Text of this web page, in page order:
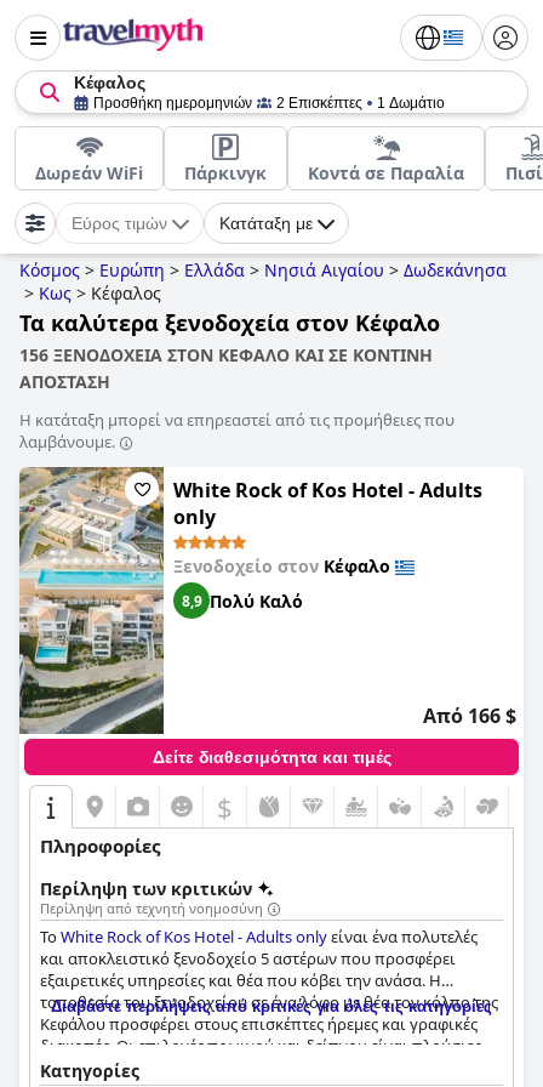
Κέφαλος
Προσθήκη ημερομηνιών 2 Επισκέπτες 1 Δωμάτιο
Δωρεάν WiFi Πάρκινγκ Κοντά σε Παραλία
Εύρος τιμών Κατάταξη με
Κόσμος > Ευρώπη > Ελλάδα > Νησιά Αιγαίου > Δωδεκάνησα
> Κως > Κέφαλος
Τα καλύτερα ξενοδοχεία στον Κέφαλο
156 ΞΕΝΟΔΟΧΕΙΑ ΣΤΟΝ ΚΕΦΑΛΟ ΚΑΙ ΣΕ ΚΟΝΤΙΝΗ
ΑΠΟΣΤΑΣΗ
Η κατάταξη μπορεί να επηρεαστεί από τις προμήθειες που
λαμβάνουμε.
White Rock of Kos Hotel - Adults
only
Ξενοδοχείο στον Κέφαλο
8,9 Πολύ Καλό
Από 166 $
Δείτε διαθεσιμότητα και τιμές
$
Πληροφορίες
Περίληψη των κριτικών
Περίληψη από τεχνητή νοημοσύνη
ΤοWhite Rock of Kos Hotel - Adults onlyείναι ένα πολυτελές
και αποκλειστικό ξενοδοχείο 5 αστέρων που προσφέρει
εξαιρετικές υπηρεσίες και θέα που κόβει την ανάσα. Η
τοποθεσία του ξενοδοχείου σε ένα λόφο με θέα τον κόλπο της
Κεφάλου προσφέρει στους επισκέπτες ήρεμες και γραφικές
διακοπές. Οι επιλογές πρωινού και δείπνου είναι πλούσιες
και διαφοροποιημένες με τοπικές σπεσιαλιτέ και εκλεκτά
Διαβάστε περιλήψεις από κριτικές για όλες τις κατηγορίες
Κατηγορίες